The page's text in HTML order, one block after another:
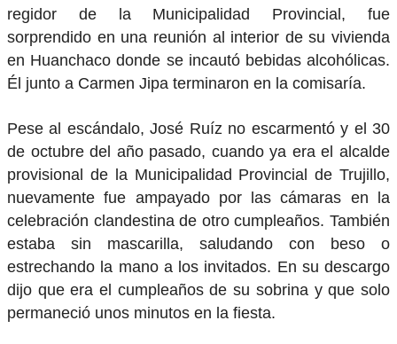
regidor de la Municipalidad Provincial, fue
sorprendido en una reunión al interior de su vivienda
en Huanchaco donde se incautó bebidas alcohólicas.
Él junto a Carmen Jipa terminaron en la comisaría.
Pese al escándalo, José Ruíz no escarmentó y el 30
de octubre del año pasado, cuando ya era el alcalde
provisional de la Municipalidad Provincial de Trujillo,
nuevamente fue ampayado por las cámaras en la
celebración clandestina de otro cumpleaños. También
estaba sin mascarilla, saludando con beso o
estrechando la mano a los invitados. En su descargo
dijo que era el cumpleaños de su sobrina y que solo
permaneció unos minutos en la fiesta.